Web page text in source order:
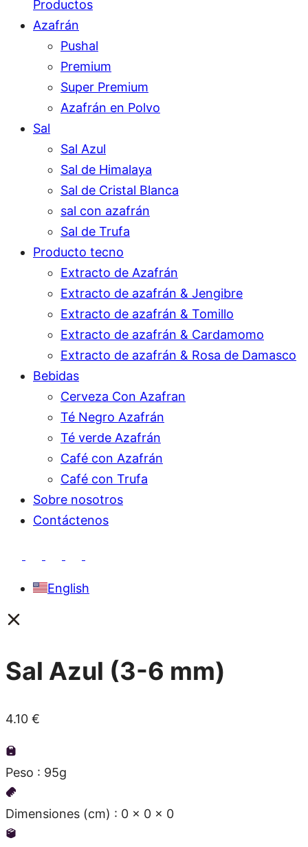
Productos
Azafrán
Pushal
Premium
Super Premium
Azafrán en Polvo
Sal
Sal Azul
Sal de Himalaya
Sal de Cristal Blanca
sal con azafrán
Sal de Trufa
Producto tecno
Extracto de Azafrán
Extracto de azafrán & Jengibre
Extracto de azafrán & Tomillo
Extracto de azafrán & Cardamomo
Extracto de azafrán & Rosa de Damasco
Bebidas
Cerveza Con Azafran
Té Negro Azafrán
Té verde Azafrán
Café con Azafrán
Café con Trufa
Sobre nosotros
Contáctenos
English
Sal Azul (3-6 mm)
4.10 €
Peso : 95g
Dimensiones (cm) : 0 x 0 x 0